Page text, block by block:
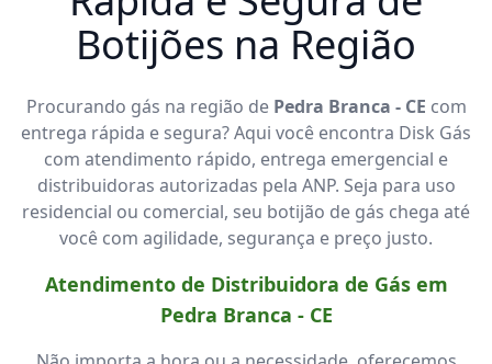
Botijões na Região
Procurando gás na região de Pedra Branca - CE com
entrega rápida e segura? Aqui você encontra Disk Gás
com atendimento rápido, entrega emergencial e
distribuidoras autorizadas pela ANP. Seja para uso
residencial ou comercial, seu botijão de gás chega até
você com agilidade, segurança e preço justo.
Atendimento de Distribuidora de Gás em
Pedra Branca - CE